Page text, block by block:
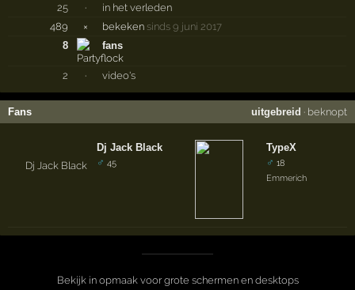
25
·
in het verleden
489
× bekeken sinds 9 juni 2017
8
fans
2 · video's
Fans uitgebreid · beknopt
Dj Jack Black
♂ 45
TypeX
♂ 18
Emmerich
Bekijk in opmaak voor grote schermen en desktops